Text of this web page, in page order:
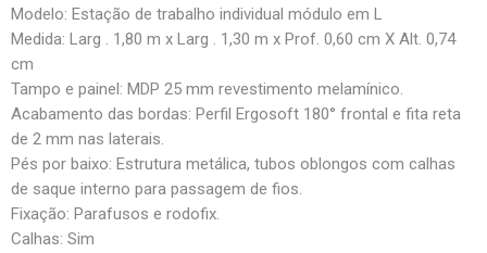
Modelo: Estação de trabalho individual módulo em L
Medida: Larg . 1,80 m x Larg . 1,30 m x Prof. 0,60 cm X Alt. 0,74
cm
Tampo e painel: MDP 25 mm revestimento melamínico.
Acabamento das bordas: Perfil Ergosoft 180° frontal e fita reta
de 2 mm nas laterais.
Pés por baixo: Estrutura metálica, tubos oblongos com calhas
de saque interno para passagem de fios.
Fixação: Parafusos e rodofix.
Calhas: Sim